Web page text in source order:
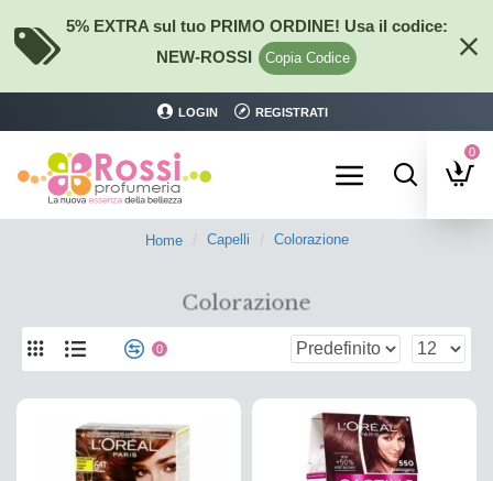
5% EXTRA sul tuo PRIMO ORDINE! Usa il codice:
NEW-ROSSI
Copia Codice
LOGIN REGISTRATI
0
Home Capelli Colorazione
Colorazione
0